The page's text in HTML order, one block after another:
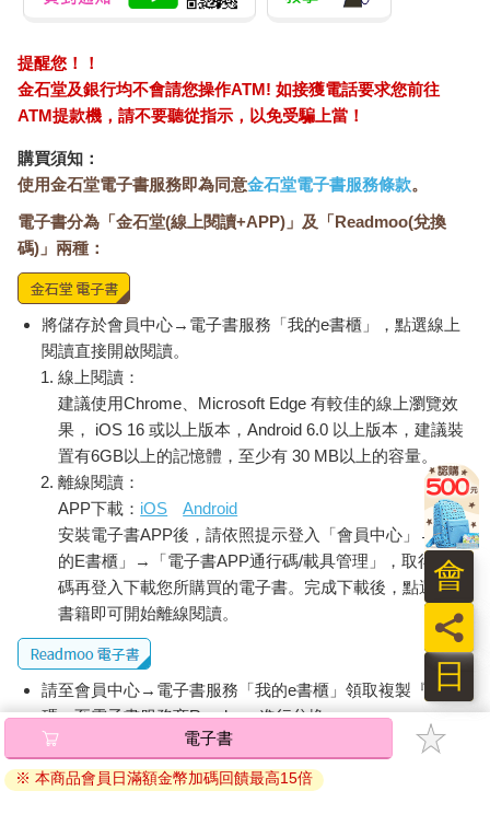
提醒您！！
金石堂及銀行均不會請您操作ATM! 如接獲電話要求您前往
ATM提款機，請不要聽從指示，以免受騙上當！
購買須知：
使用金石堂電子書服務即為同意金石堂電子書服務條款。
電子書分為「金石堂(線上閱讀+APP)」及「Readmoo(兌換
碼)」兩種：
將儲存於會員中心→電子書服務「我的e書櫃」，點選線上
閱讀直接開啟閱讀。
線上閱讀：
建議使用Chrome、Microsoft Edge 有較佳的線上瀏覽效
果， iOS 16 或以上版本，Android 6.0 以上版本，建議裝
置有6GB以上的記憶體，至少有 30 MB以上的容量。
離線閱讀：
APP下載： iOS
Android
安裝電子書APP後，請依照提示登入「會員中心」→「我
的E書櫃」→「電子書APP通行碼/載具管理」，取得通行
碼再登入下載您所購買的電子書。完成下載後，點選任一
書籍即可開始離線閱讀。
請至會員中心→電子書服務「我的e書櫃」領取複製『兌換
碼』至電子書服務商Readmoo進行兌換。
退換貨須知：
因版權保護，您在金石堂所購買的電子書僅能以金石堂專屬
電子書
※ 本商品會員日滿額金幣加碼回饋最高15倍
日
員
會